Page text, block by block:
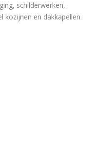
schilderwerken,
kozijnen en dakkapellen.